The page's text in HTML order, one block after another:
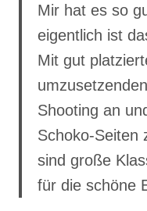
Mir hat es so
eigentlich ist
Mit gut
Shooting an
Schoko-Seiten
sind große
für die schöne